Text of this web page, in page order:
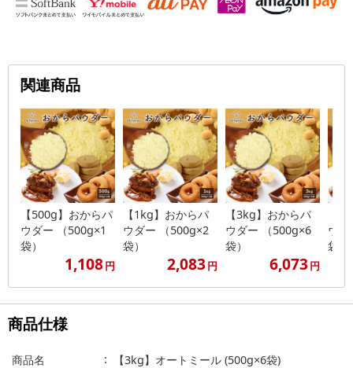
関連商品
【500g】おからパ
ウダー （500g×1
袋）
1,108円
【1kg】おからパ
ウダー （500g×2
袋）
2,083円
【3kg】おからパ
ウダー （500g×6
袋）
6,073円
ウ
袋）
商品仕様
商品名 【3kg】オートミール (500g×6袋)